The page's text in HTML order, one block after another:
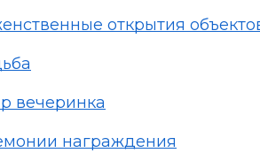
открытия
вечеринка
награждения